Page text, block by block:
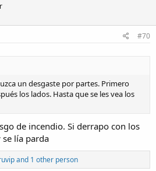
#70
un desgaste por partes. Primero
los lados. Hasta que se les vea los
de incendio. Si derrapo con los
se lía parda
and 1 other person